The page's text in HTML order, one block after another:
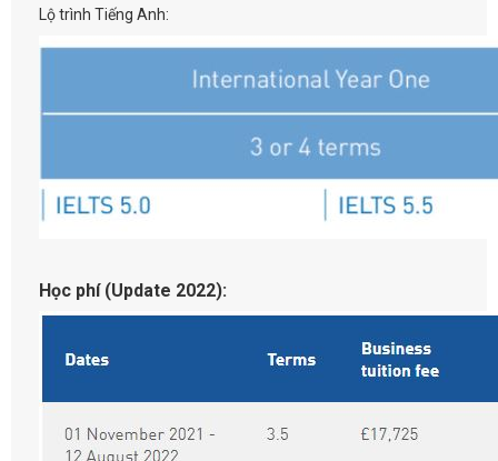
Lộ trình Tiếng Anh:
Học phí (Update 2022):